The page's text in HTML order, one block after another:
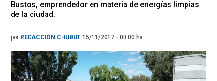
Bustos, emprendedor en materia de energías limpias
de la ciudad.
por REDACCIÓN CHUBUT 15/11/2017 - 00.00.hs